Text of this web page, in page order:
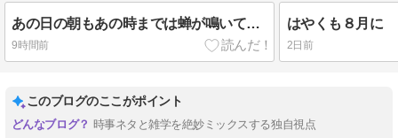
あの日の朝もあの時までは蝉が鳴いていた
9時間前
はやくも８月に
2日前
このブログのここがポイント
時事ネタと雑学を絶妙ミックスする独自視点